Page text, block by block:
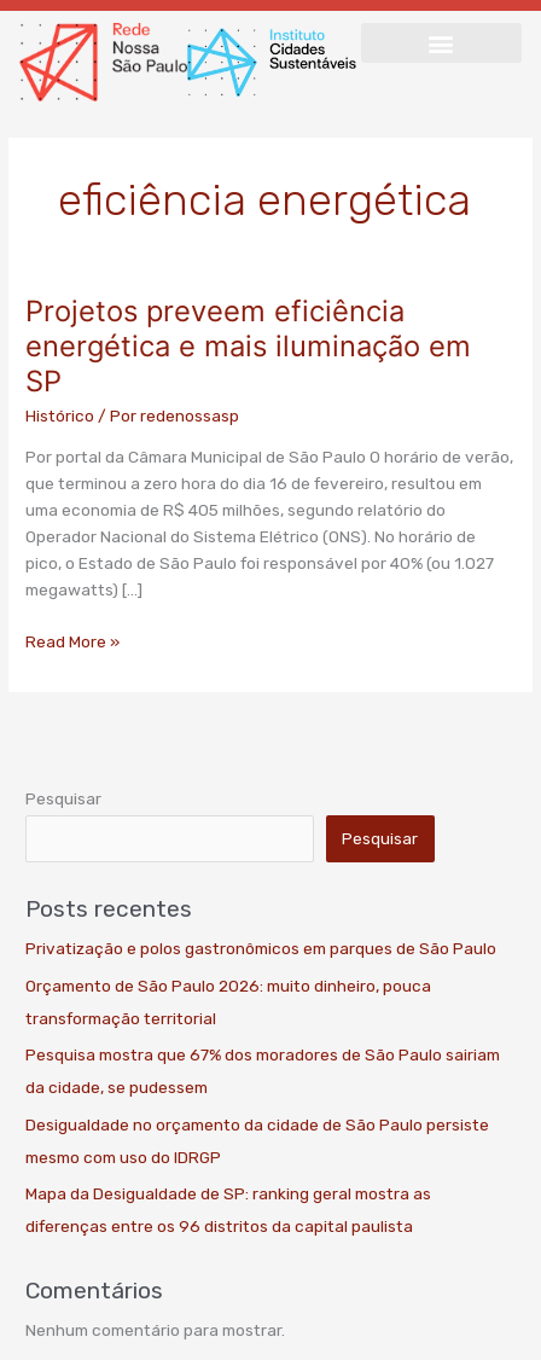
Ir
para
conteúdo
eficiência energética
Projetos preveem eficiência
energética e mais iluminação em
SP
Histórico / Porredenossasp
Por portal da Câmara Municipal de São Paulo O horário de verão,
que terminou a zero hora do dia 16 de fevereiro, resultou em
uma economia de R$ 405 milhões, segundo relatório do
Operador Nacional do Sistema Elétrico (ONS). No horário de
pico, o Estado de São Paulo foi responsável por 40% (ou 1.027
megawatts) […]
Projetos
preveem
eficiência
energética
e
iluminação
em
SP
Read More »
Pesquisar
Pesquisar
Posts recentes
Privatização e polos gastronômicos em parques de São Paulo
Orçamento de São Paulo 2026: muito dinheiro, pouca
transformação territorial
Pesquisa mostra que 67% dos moradores de São Paulo sairiam
da cidade, se pudessem
Desigualdade no orçamento da cidade de São Paulo persiste
mesmo com uso do IDRGP
Mapa da Desigualdade de SP: ranking geral mostra as
diferenças entre os 96 distritos da capital paulista
Comentários
Nenhum comentário para mostrar.